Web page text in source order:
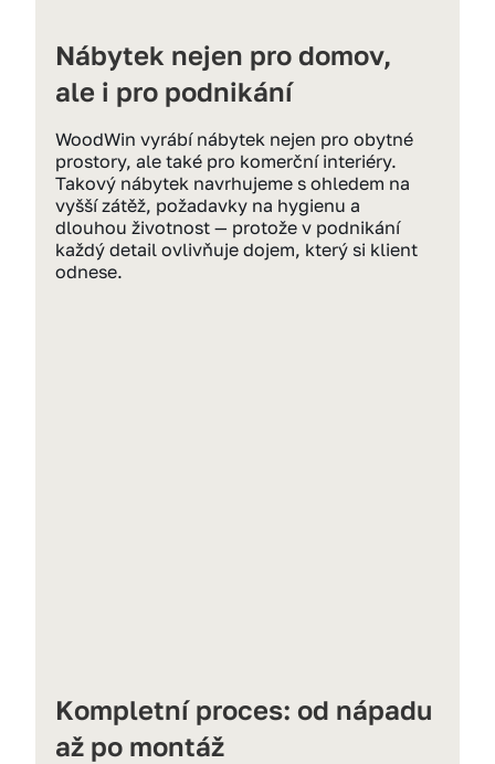
Nábytek nejen pro domov,
ale i pro podnikání
WoodWin vyrábí nábytek nejen pro obytné
prostory, ale také pro komerční interiéry.
Takový nábytek navrhujeme s ohledem na
vyšší zátěž, požadavky na hygienu a
dlouhou životnost — protože v podnikání
každý detail ovlivňuje dojem, který si klient
odnese.
Kompletní proces: od nápadu
až po montáž